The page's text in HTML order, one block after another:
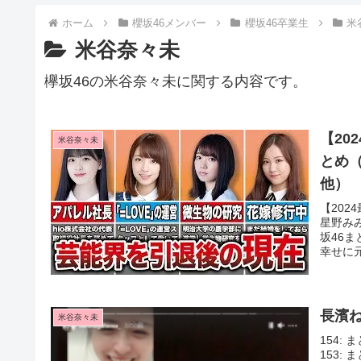
ホーム 櫻坂46メンバー 櫻坂46卒業生 米
米谷奈々未
欅坂46の米谷奈々未に関する内容です。
米谷奈々未
【
とめ
他）
【
星野み
坂46ま
幸せに
米谷奈々未 長濱
154: ま
153: ま